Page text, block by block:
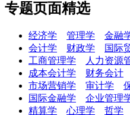
专题页面精选
经济学 管理学 金融
会计学
财政学 国际
工商管理学
人力资源
成本会计学
财务会计
市场营销学
审计学
国际金融学
企业管理
精算学
心理学 哲学